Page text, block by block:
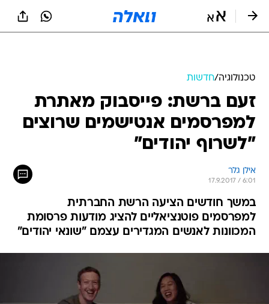
טכנולוגיה/חדשות
זעם ברשת: פייסבוק מאתרת
למפרסמים אנטישמים שרוצים
"לשרוף יהודים"
אילן גלר
17.9.2017 / 6:01
במשך חודשים הציעה הרשת החברתית
למפרסמים פוטנציאליים להציג מודעות פרסומת
המכוונות לאנשים המגדירים עצמם "שונאי יהודים"